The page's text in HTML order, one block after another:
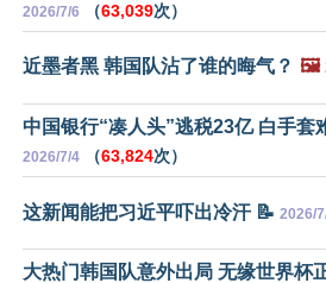
2026/7/6 （63,039次）
近墨者黑 韩国队沾了谁的晦气？ 🖼️
中国银行“凑人头”逃税23亿 白手套
2026/7/4 （63,824次）
这新闻能把习近平吓出冷汗 📝 2026/
大热门韩国队意外出局 无缘世界杯